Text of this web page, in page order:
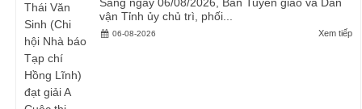
vận Tỉnh ủy chủ trì, phối...
Xem tiếp
06-08-2026